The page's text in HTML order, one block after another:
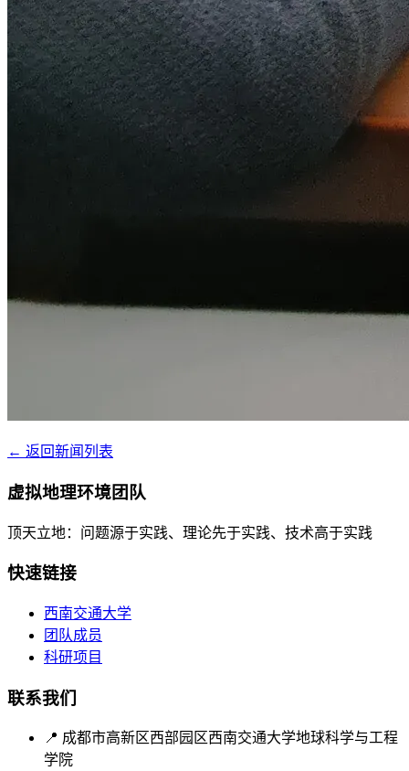
← 返回新闻列表
虚拟地理环境团队
顶天立地：问题源于实践、理论先于实践、技术高于实践
快速链接
西南交通大学
团队成员
科研项目
联系我们
📍 成都市高新区西部园区西南交通大学地球科学与工程
学院